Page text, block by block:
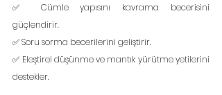
✅ Cümle yapısını kavrama becerisini
güçlendirir.
✅ Soru sorma becerilerini geliştirir.
✅ Eleştirel düşünme ve mantık yürütme yetilerini
destekler.